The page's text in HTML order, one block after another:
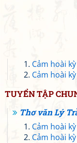
Cảm hoài kỳ
Cảm hoài
TUYỂN TẬP
Thơ văn Lý
Cảm hoài kỳ
Cảm hoài